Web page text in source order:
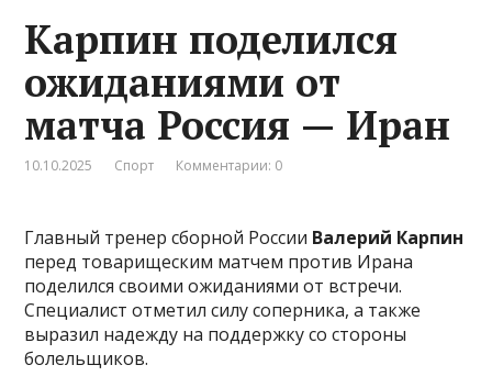
Карпин поделился
ожиданиями от
матча Россия — Иран
10.10.2025 Спорт Комментарии: 0
Главный тренер сборной России Валерий Карпин
перед товарищеским матчем против Ирана
поделился своими ожиданиями от встречи.
Специалист отметил силу соперника, а также
выразил надежду на поддержку со стороны
болельщиков.